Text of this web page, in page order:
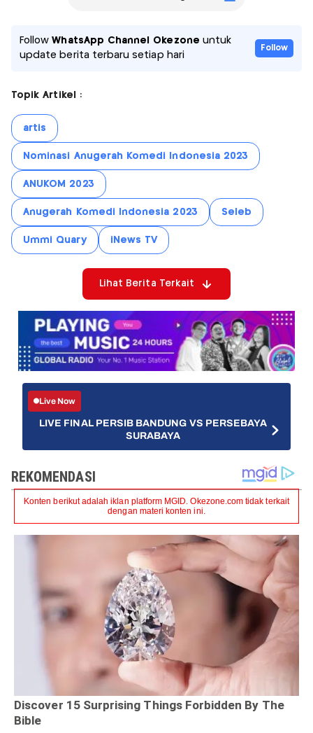
FollowWhatsApp Channel Okezone untuk
update berita terbaru setiap hari
Follow
Topik Artikel :
artis
Nominasi Anugerah Komedi Indonesia 2023
ANUKOM 2023
Anugerah Komedi Indonesia 2023 Seleb
Ummi Quary iNews TV
Lihat Berita Terkait
Live Now
LIVE FINAL PERSIB BANDUNG VS PERSEBAYA
SURABAYA